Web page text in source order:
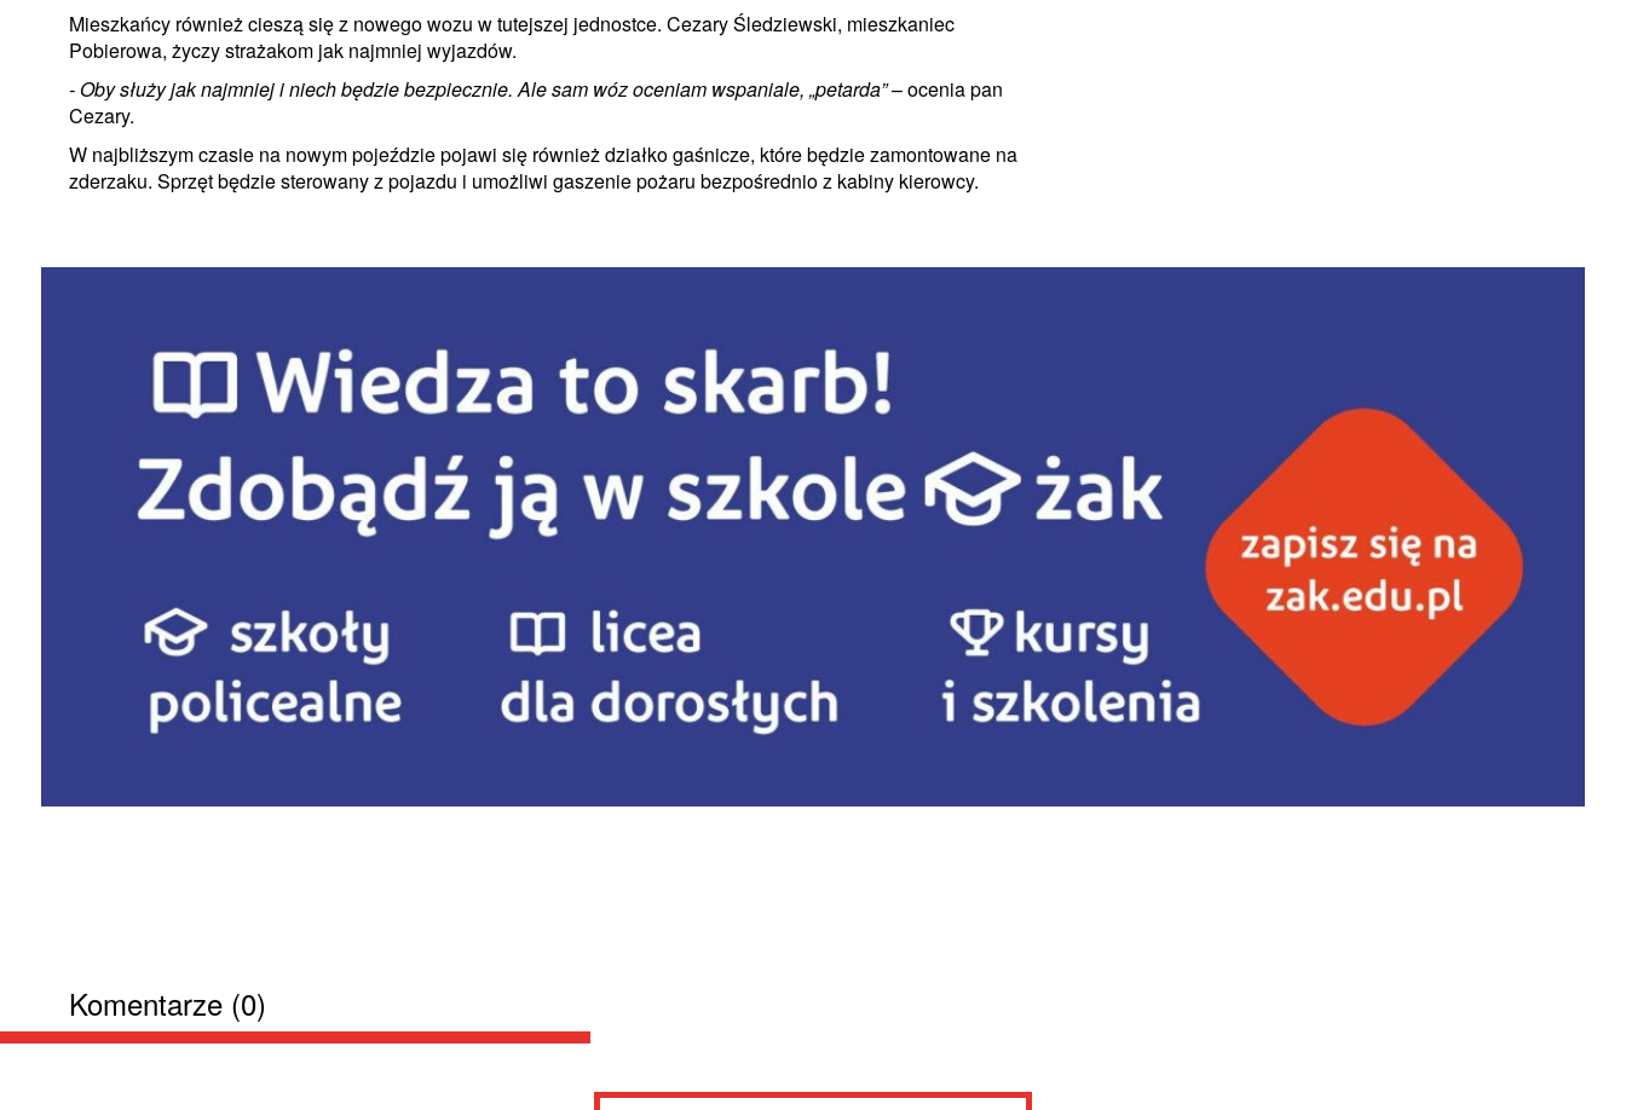
Mieszkańcy również cieszą się z nowego wozu w tutejszej jednostce. Cezary Śledziewski, mieszkaniec
Pobierowa, życzy strażakom jak najmniej wyjazdów.
- Oby służy jak najmniej i niech będzie bezpiecznie. Ale sam wóz oceniam wspaniale, „petarda”– ocenia pan
Cezary.
W najbliższym czasie na nowym pojeździe pojawi się również działko gaśnicze, które będzie zamontowane na
zderzaku. Sprzęt będzie sterowany z pojazdu i umożliwi gaszenie pożaru bezpośrednio z kabiny kierowcy.
Komentarze (0)